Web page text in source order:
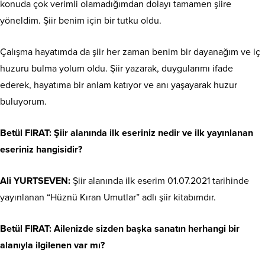
konuda çok verimli olamadığımdan dolayı tamamen şiire
yöneldim. Şiir benim için bir tutku oldu.
Çalışma hayatımda da şiir her zaman benim bir dayanağım ve iç
huzuru bulma yolum oldu. Şiir yazarak, duygularımı ifade
ederek, hayatıma bir anlam katıyor ve anı yaşayarak huzur
buluyorum.
Betül FIRAT: Şiir alanında ilk eseriniz nedir ve ilk yayınlanan
eseriniz hangisidir?
Ali YURTSEVEN: Şiir alanında ilk eserim 01.07.2021 tarihinde
yayınlanan “Hüznü Kıran Umutlar” adlı şiir kitabımdır.
Betül FIRAT: Ailenizde sizden başka sanatın herhangi bir
alanıyla ilgilenen var mı?